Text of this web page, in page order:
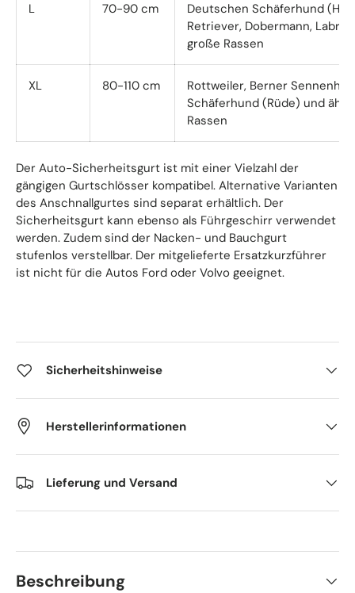
L 70-90 cm
Deutschen Schäferhund
Retriever, Dobermann,
große Rassen
XL 80-110 cm
Rottweiler, Berner
Schäferhund (Rüde) und
Rassen
Der Auto-Sicherheitsgurt ist mit einer Vielzahl der
gängigen Gurtschlösser kompatibel. Alternative Varianten
des Anschnallgurtes sind separat erhältlich. Der
Sicherheitsgurt kann ebenso als Führgeschirr verwendet
werden. Zudem sind der Nacken- und Bauchgurt
stufenlos verstellbar. Der mitgelieferte Ersatzkurzführer
ist nicht für die Autos Ford oder Volvo geeignet.
Sicherheitshinweise
Herstellerinformationen
Lieferung und Versand
Beschreibung